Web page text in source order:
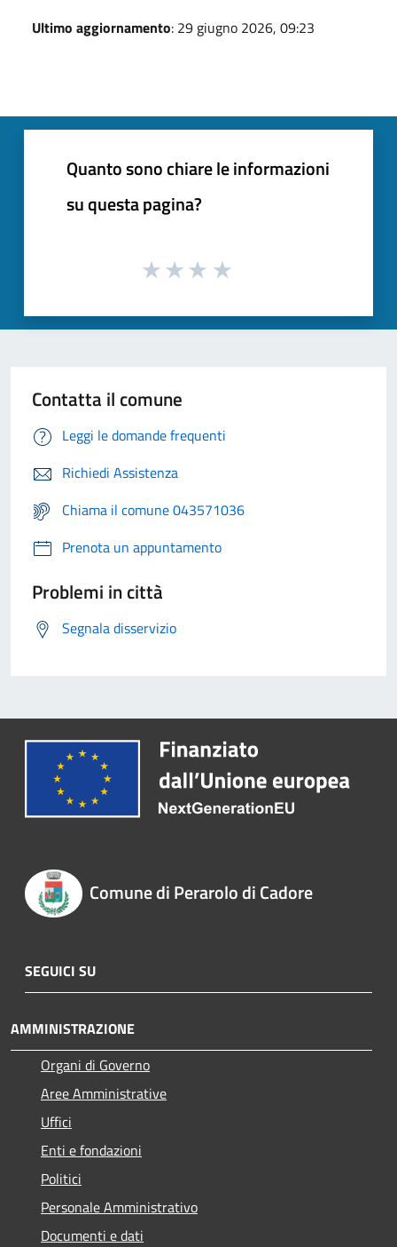
Ultimo aggiornamento: 29 giugno 2026, 09:23
Quanto sono chiare le informazioni
su questa pagina?
Contatta il comune
Leggi le domande frequenti
Richiedi Assistenza
Chiama il comune 043571036
Prenota un appuntamento
Problemi in città
Segnala disservizio
Comune di Perarolo di Cadore
SEGUICI SU
AMMINISTRAZIONE
Organi di Governo
Aree Amministrative
Uffici
Enti e fondazioni
Politici
Personale Amministrativo
Documenti e dati